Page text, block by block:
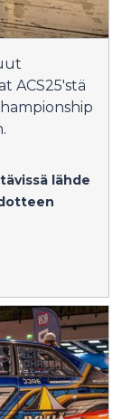
ACS25'stä
lähde